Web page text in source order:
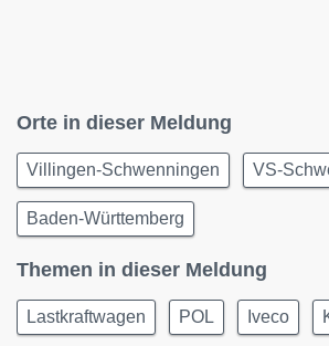
Orte in dieser Meldung
Villingen-Schwenningen VS-
Baden-Württemberg
Themen in dieser Meldung
Lastkraftwagen POL Iveco